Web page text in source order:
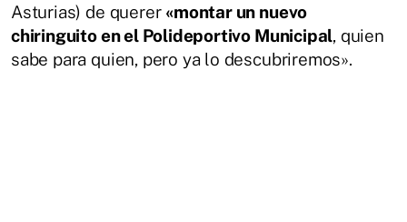
Asturias) de querer «montar un nuevo
chiringuito en el Polideportivo Municipal, quien
sabe para quien, pero ya lo descubriremos».